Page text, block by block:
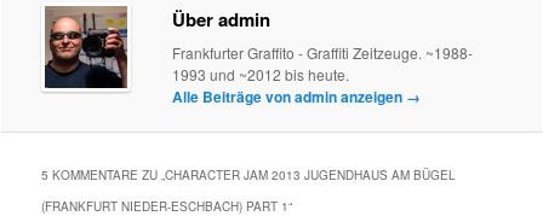
Über admin
Frankfurter Graffito - Graffiti Zeitzeuge. ~1988-
1993 und ~2012 bis heute.
Alle Beiträge von admin anzeigen →
5 KOMMENTARE ZU „CHARACTER JAM 2013 JUGENDHAUS AM BÜGEL
(FRANKFURT NIEDER-ESCHBACH) PART 1“